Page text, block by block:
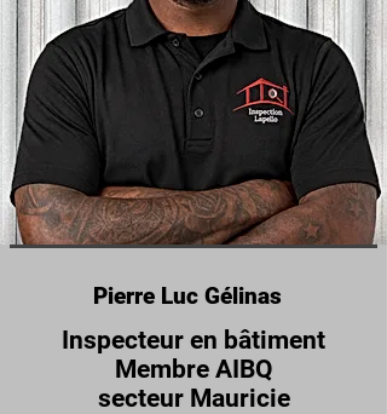
Pierre Luc Gélinas
Inspecteur en bâtiment
Membre AIBQ
secteur Mauricie